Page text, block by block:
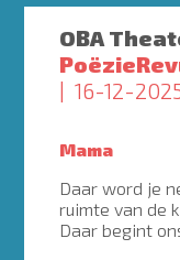
OBA
16-12-
Mama
Daar word je
ruimte van de
Daar begint